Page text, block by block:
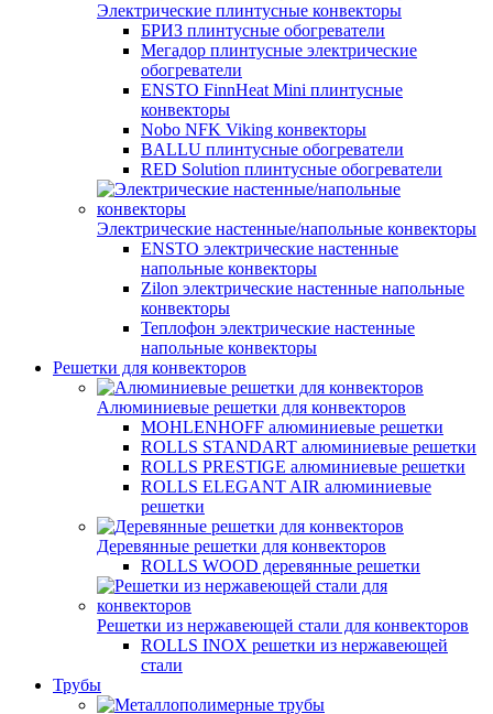
Электрические плинтусные конвекторы
БРИЗ плинтусные обогреватели
Мегадор плинтусные электрические
обогреватели
ENSTO FinnHeat Mini плинтусные
конвекторы
Nobo NFK Viking конвекторы
BALLU плинтусные обогреватели
RED Solution плинтусные обогреватели
Электрические настенные/напольные конвекторы
ENSTO электрические настенные
напольные конвекторы
Zilon электрические настенные напольные
конвекторы
Теплофон электрические настенные
напольные конвекторы
Решетки для конвекторов
Алюминиевые решетки для конвекторов
MOHLENHOFF алюминиевые решетки
ROLLS STANDART алюминиевые решетки
ROLLS PRESTIGE алюминиевые решетки
ROLLS ELEGANT AIR алюминиевые
решетки
Деревянные решетки для конвекторов
ROLLS WOOD деревянные решетки
Решетки из нержавеющей стали для конвекторов
ROLLS INOX решетки из нержавеющей
стали
Трубы